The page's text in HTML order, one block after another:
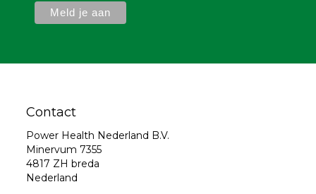
Contact
Power Health Nederland B.V.
Minervum 7355
4817 ZH breda
Nederland